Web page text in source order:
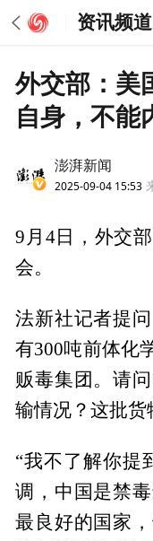
资讯频道
外交部：美
自身，不能
澎湃新闻
2025-09-04 15:53
9月4日，外交
会。
法新社记者提
有300吨前体化
贩毒集团。请
输情况？这批货
“我不了解你提
调，中国是禁
最良好的国家